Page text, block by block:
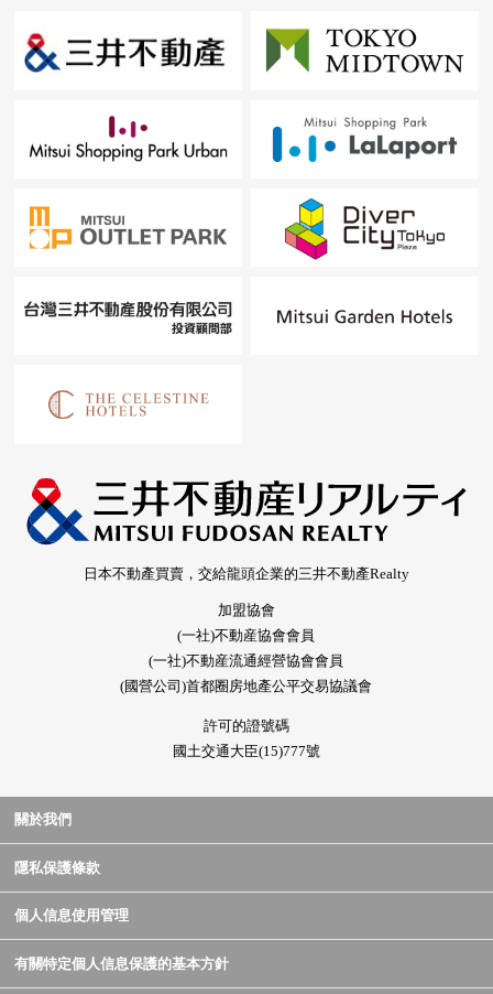
日本不動產買賣，交給龍頭企業的三井不動產Realty
加盟協會
(一社)不動産協會會員
(一社)不動産流通經營協會會員
(國營公司)首都圈房地產公平交易協議會
許可的證號碼
國土交通大臣(15)777號
關於我們
隱私保護條款
個人信息使用管理
有關特定個人信息保護的基本方針